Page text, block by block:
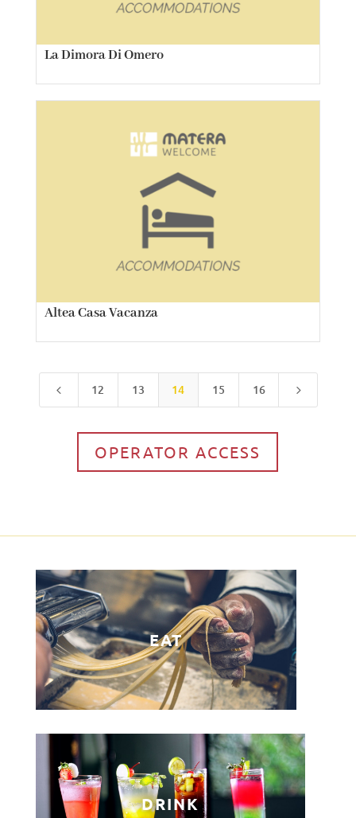
La Dimora Di Omero
Altea Casa Vacanza
4 12 13 14 15 16 5
OPERATOR ACCESS
EAT
DRINK